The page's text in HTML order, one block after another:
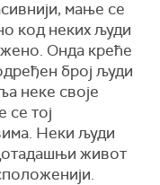
мање се
код неких људи
Онда креће
број људи
неке своје
се тој
Неки људи
живот